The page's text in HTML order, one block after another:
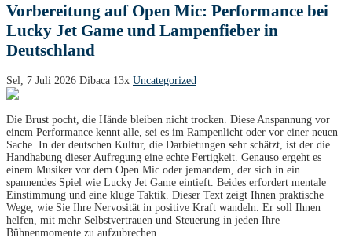
Vorbereitung auf Open Mic: Performance bei
Lucky Jet Game und Lampenfieber in
Deutschland
Sel, 7 Juli 2026 Dibaca 13x Uncategorized
Die Brust pocht, die Hände bleiben nicht trocken. Diese Anspannung vor
einem Performance kennt alle, sei es im Rampenlicht oder vor einer neuen
Sache. In der deutschen Kultur, die Darbietungen sehr schätzt, ist der die
Handhabung dieser Aufregung eine echte Fertigkeit. Genauso ergeht es
einem Musiker vor dem Open Mic oder jemandem, der sich in ein
spannendes Spiel wie Lucky Jet Game eintieft. Beides erfordert mentale
Einstimmung und eine kluge Taktik. Dieser Text zeigt Ihnen praktische
Wege, wie Sie Ihre Nervosität in positive Kraft wandeln. Er soll Ihnen
helfen, mit mehr Selbstvertrauen und Steuerung in jeden Ihre
Bühnenmomente zu aufzubrechen.